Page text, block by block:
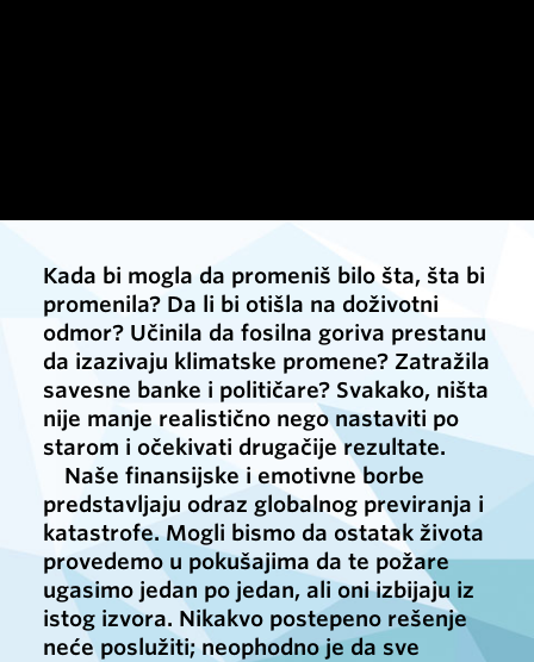
Kada bi mogla da promeniš bilo šta, šta bi
promenila? Da li bi otišla na doživotni
odmor? Učinila da fosilna goriva prestanu
da izazivaju klimatske promene? Zatražila
savesne banke i političare? Svakako, ništa
nije manje realistično nego nastaviti po
starom i očekivati drugačije rezultate.
Naše finansijske i emotivne borbe
predstavljaju odraz globalnog previranja i
katastrofe. Mogli bismo da ostatak života
provedemo u pokušajima da te požare
ugasimo jedan po jedan, ali oni izbijaju iz
istog izvora. Nikakvo postepeno rešenje
neće poslužiti; neophodno je da sve